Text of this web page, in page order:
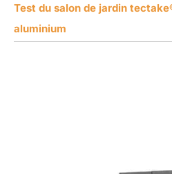
Test du salon de jardin
aluminium